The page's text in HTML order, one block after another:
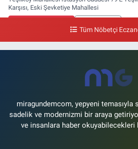
Karşısı, Eski Şevketiye Mahallesi
Nimet Eczanesi
Yol Tarifi Al
Tüm Nöbetçi
miragundemcom, yepyeni temasıyla
sadelik ve modernizmi bir araya
ve insanlara haber okuyabilecekleri